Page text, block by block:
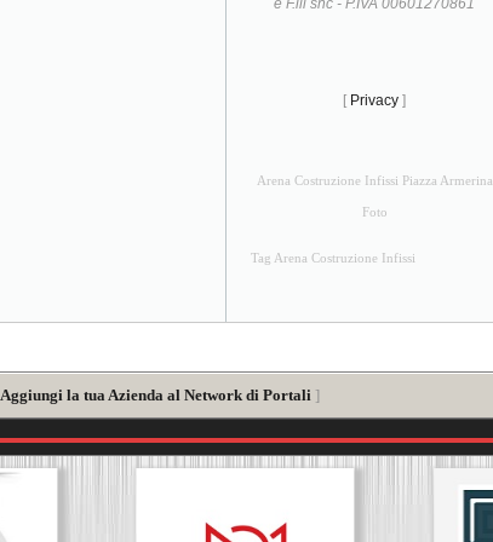
e F.lli snc - P.IVA 00601270861
[ Privacy ]
Arena Costruzione Infissi Piazza Armerina
Foto
Tag Arena Costruzione Infissi
Aggiungi la tua Azienda al Network di Portali ]